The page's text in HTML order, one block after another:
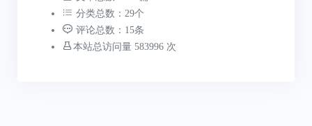
分类总数：29个
评论总数：15条
本站总访问量 583996 次